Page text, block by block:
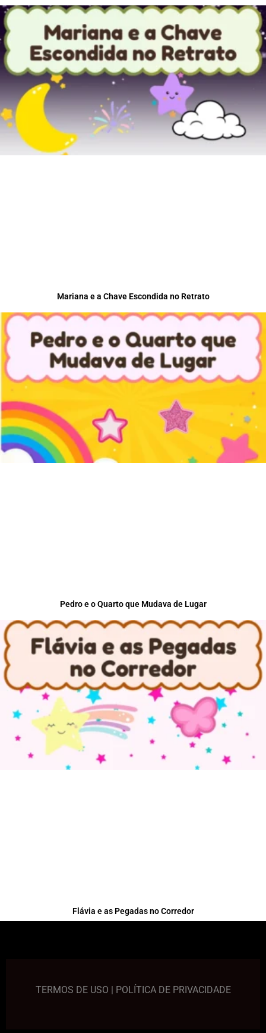
Mariana e a Chave Escondida no Retrato
Pedro e o Quarto que Mudava de Lugar
Flávia e as Pegadas no Corredor
TERMOS DE USO | POLÍTICA DE PRIVACIDADE